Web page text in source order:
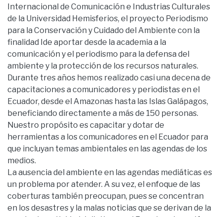
Internacional de Comunicación e Industrias Culturales
de la Universidad Hemisferios, el proyecto Periodismo
para la Conservación y Cuidado del Ambiente con la
finalidad Ide aportar desde la academia a la
comunicación y el periodismo para la defensa del
ambiente y la protección de los recursos naturales.
Durante tres años hemos realizado casi una decena de
capacitaciones a comunicadores y periodistas en el
Ecuador, desde el Amazonas hasta las Islas Galápagos,
beneficiando directamente a más de 150 personas.
Nuestro propósito es capacitar y dotar de
herramientas a los comunicadores en el Ecuador para
que incluyan temas ambientales en las agendas de los
medios.
La ausencia del ambiente en las agendas mediáticas es
un problema por atender. A su vez, el enfoque de las
coberturas también preocupan, pues se concentran
en los desastres y la malas noticias que se derivan de la